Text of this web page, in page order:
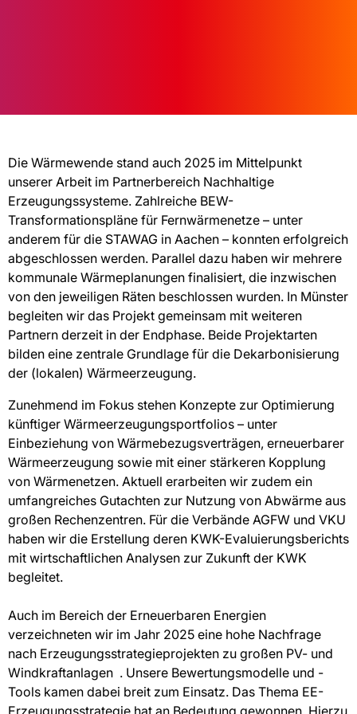
Die Wärmewende stand auch 2025 im Mittelpunkt
unserer Arbeit im Partnerbereich Nachhaltige
Erzeugungssysteme. Zahlreiche BEW-
Transformationspläne für Fernwärmenetze – unter
anderem für die STAWAG in Aachen – konnten erfolgreich
abgeschlossen werden. Parallel dazu haben wir mehrere
kommunale Wärmeplanungen finalisiert, die inzwischen
von den jeweiligen Räten beschlossen wurden. In Münster
begleiten wir das Projekt gemeinsam mit weiteren
Partnern derzeit in der Endphase. Beide Projektarten
bilden eine zentrale Grundlage für die Dekarbonisierung
der (lokalen) Wärmeerzeugung.
Zunehmend im Fokus stehen Konzepte zur Optimierung
künftiger Wärmeerzeugungsportfolios – unter
Einbeziehung von Wärmebezugsverträgen, erneuerbarer
Wärmeerzeugung sowie mit einer stärkeren Kopplung
von Wärmenetzen. Aktuell erarbeiten wir zudem ein
umfangreiches Gutachten zur Nutzung von Abwärme aus
großen Rechenzentren. Für die Verbände AGFW und VKU
haben wir die Erstellung deren KWK-Evaluierungsberichts
mit wirtschaftlichen Analysen zur Zukunft der KWK
begleitet.
Auch im Bereich der Erneuerbaren Energien
verzeichneten wir im Jahr 2025 eine hohe Nachfrage
nach Erzeugungsstrategieprojekten zu großen PV- und
Windkraftanlagen . Unsere Bewertungsmodelle und -
Tools kamen dabei breit zum Einsatz. Das Thema EE-